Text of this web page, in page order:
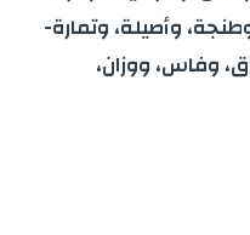
وتاونات، وطنجة، وأصيلة، وتمارة-
وفاس، ووزان،